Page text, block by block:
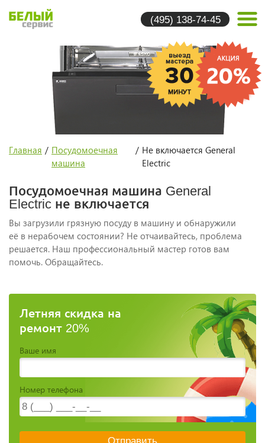
(495) 138-74-45
Главная / Посудомоечная
машина
/ Не включается General
Electric
Посудомоечная машина General
Electric не включается
Вы загрузили грязную посуду в машину и обнаружили
её в нерабочем состоянии? Не отчаивайтесь, проблема
решается. Наш профессиональный мастер готов вам
помочь. Обращайтесь.
Летняя скидка на
ремонт 20%
Ваше имя
Номер телефона